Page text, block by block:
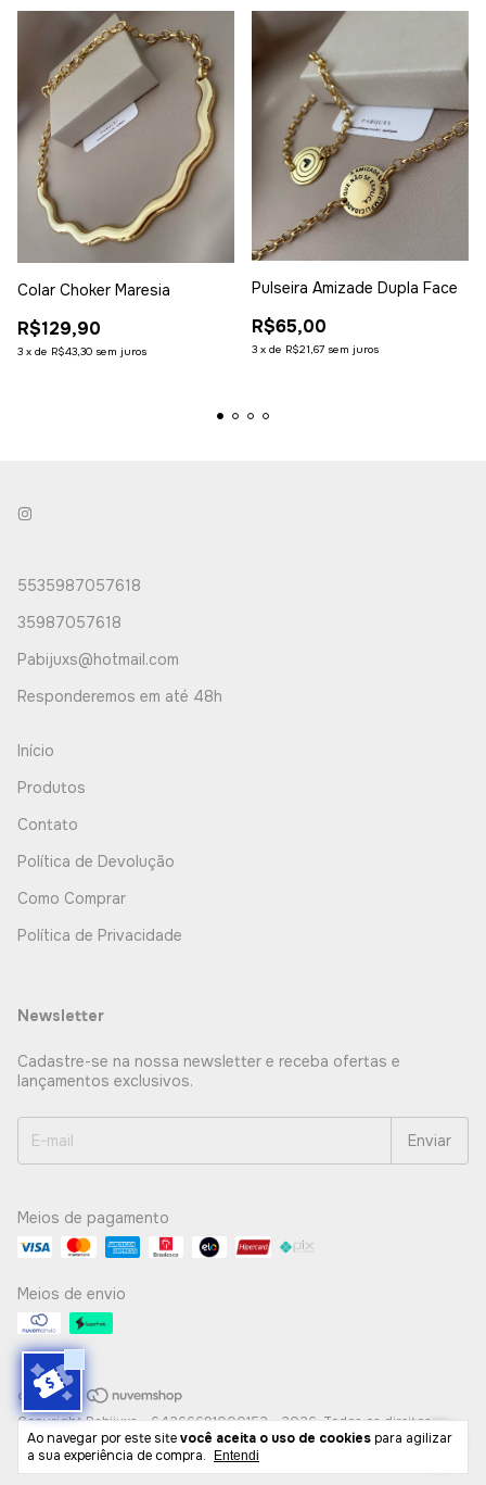
Ao navegar por este sitevocê aceita o uso de cookiespara agilizar
a sua experiência de compra.
Entendi
Colar Choker Maresia
R$129,90
3 x de R$43,30 sem juros
Pulseira Amizade Dupla Face
R$65,00
3 x de R$21,67 sem juros
5535987057618
35987057618
Pabijuxs@hotmail.com
Responderemos em até 48h
Início
Produtos
Contato
Política de Devolução
Como Comprar
Política de Privacidade
Newsletter
Cadastre-se na nossa newsletter e receba ofertas e
lançamentos exclusivos.
Meios de pagamento
Meios de envio
Copyright Pabijuxs - 64266691000152 - 2026. Todos os direitos
reservados.